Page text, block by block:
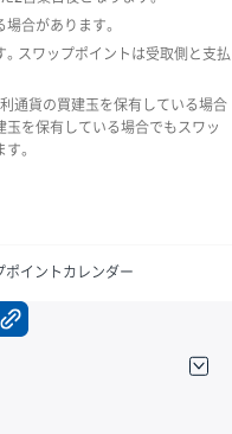
合があります。
スワップポイントは受取側と支払
通貨の買建玉を保有している場合
玉を保有している場合でもスワッ
。
ポイントカレンダー